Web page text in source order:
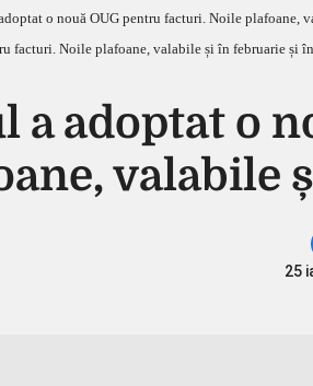
o nouă OUG pentru facturi. Noile plafoane,
a adoptat o
valabile
25